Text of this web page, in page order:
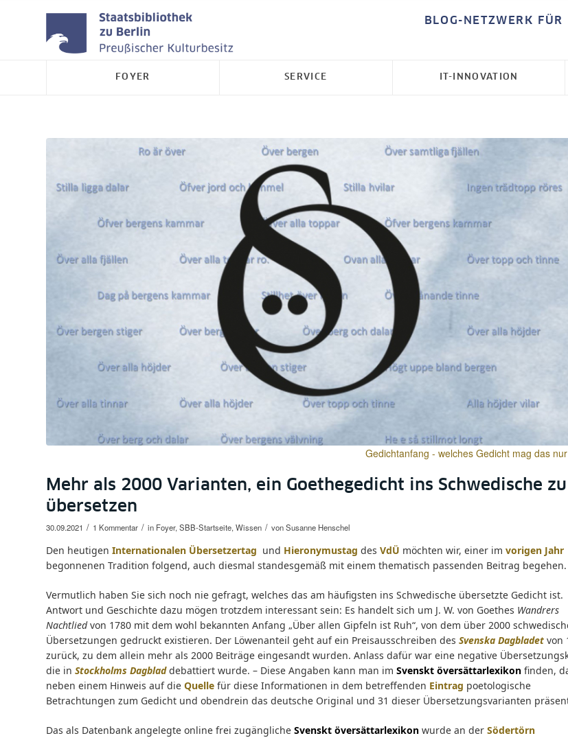
BLOG-NETZWERK
FOYER SERVICE IT-INNOVATION
Gedichtanfang - welches Gedicht mag das
Mehr als 2000 Varianten, ein Goethegedicht ins Schwedische zu
übersetzen
30.09.2021 / 1 Kommentar / in Foyer, SBB-Startseite, Wissen / vonSusanne Henschel
Den heutigen Internationalen Übersetzertag und Hieronymustag des VdÜ möchten wir, einer im vorigen Jahr
begonnenen Tradition folgend, auch diesmal standesgemäß mit einem thematisch passenden Beitrag begehen.
Vermutlich haben Sie sich noch nie gefragt, welches das am häufigsten ins Schwedische übersetzte Gedicht ist.
Antwort und Geschichte dazu mögen trotzdem interessant sein: Es handelt sich um J. W. von Goethes Wandrers
Nachtliedvon 1780 mit dem wohl bekannten Anfang „Über allen Gipfeln ist Ruh“, von dem über 2000
Übersetzungen gedruckt existieren. Der Löwenanteil geht auf ein Preisausschreiben des Svenska Dagbladet von
zurück, zu dem allein mehr als 2000 Beiträge eingesandt wurden. Anlass dafür war eine negative
die in Stockholms Dagbladdebattiert wurde. – Diese Angaben kann man im Svenskt översättarlexikon finden,
neben einem Hinweis auf die Quelle für diese Informationen in dem betreffenden Eintrag poetologische
Betrachtungen zum Gedicht und obendrein das deutsche Original und 31 dieser Übersetzungsvarianten
Das als Datenbank angelegte online frei zugängliche Svenskt översättarlexikon wurde an der Södertörn